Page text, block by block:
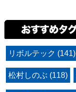
リボルテック (141)
松村しのぶ (118)